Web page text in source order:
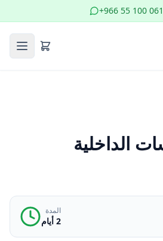
+966 55 100
الداخلية
المدة
2 أيام